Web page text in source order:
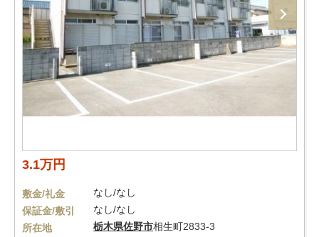
3.1万円
敷金/礼金
なし/なし
保証金/敷引
なし/なし
所在地
栃木県佐野市相生町2833-3